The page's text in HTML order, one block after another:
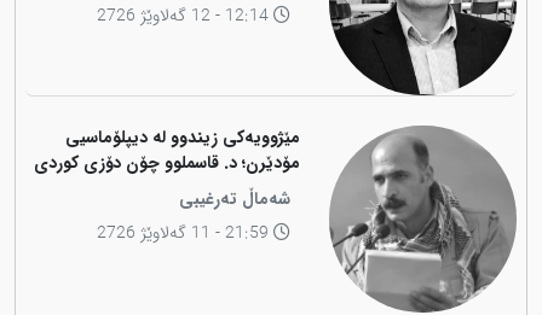
12:14 - 12 گەلاوێژ 2726
مێژوویەکی زیندوو لە دیپلۆماسیی
مۆدێرن؛ د. قاسملوو چۆن دۆزی کوردی
لە شاخەوە گواستەوە بۆ ناوەندە
بڕیاردەرەکانی جیهان؟
شەماڵ تەرغیبی